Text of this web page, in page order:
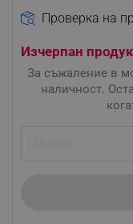
Проверка на
Изчерпан
За съжаление в
наличност.